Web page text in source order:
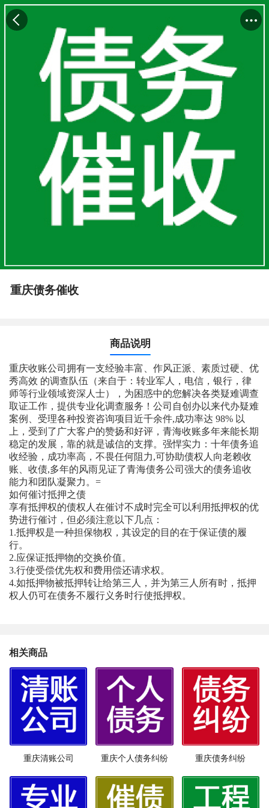
重庆债务催收
商品说明
重庆收账公司拥有一支经验丰富、作风正派、素质过硬、优
秀高效 的调查队伍（来自于：转业军人，电信，银行，律
师等行业领域资深人士），为困惑中的您解决各类疑难调查
取证工作，提供专业化调查服务！公司自创办以来代办疑难
案例、受理各种投资咨询项目近千余件,成功率达 98% 以
上，受到了广大客户的赞扬和好评，青海收账多年来能长期
稳定的发展，靠的就是诚信的支撑。强悍实力：十年债务追
收经验，成功率高，不畏任何阻力,可协助债权人向老赖收
账、收债,多年的风雨见证了青海债务公司强大的债务追收
能力和团队凝聚力。=
如何催讨抵押之债
享有抵押权的债权人在催讨不成时完全可以利用抵押权的优
势进行催讨，但必须注意以下几点：
1.抵押权是一种担保物权，其设定的目的在于保证债的履
行。
2.应保证抵押物的交换价值。
3.行使受偿优先权和费用偿还请求权。
4.如抵押物被抵押转让给第三人，并为第三人所有时，抵押
权人仍可在债务不履行义务时行使抵押权。
相关商品
重庆清账公司 重庆个人债务纠纷 重庆债务纠纷